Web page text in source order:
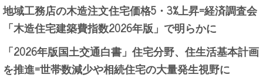
地域工務店の木造注文住宅価格5・3%上昇=経済調査会
「木造住宅建築費指数2026年版」で明らかに
「2026年版国土交通白書」住宅分野、住生活基本計画
を推進=世帯数減少や相続住宅の大量発生視野に